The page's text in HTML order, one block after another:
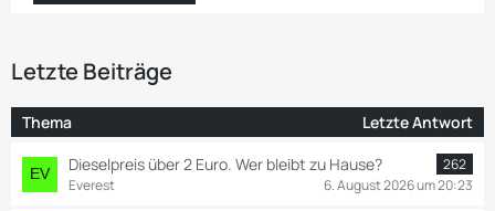
Letzte Beiträge
Thema
Letzte Antwort
Dieselpreis über 2 Euro. Wer bleibt zu Hause?
262
Everest
6. August 2026 um 20:23